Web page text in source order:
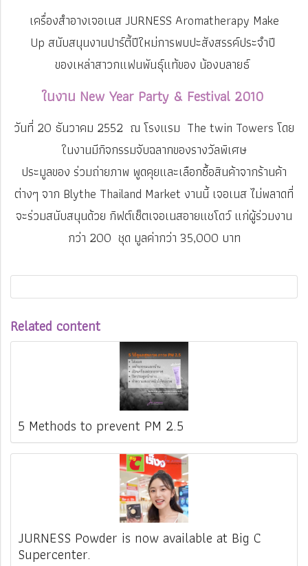
เครื่องสำอางเจอเนส JURNESS Aromatherapy Make
Up สนับสนุนงานปาร์ตี้ปีใหม่การพบปะสังสรรค์ประจำปี
ของเหล่าสาวกแฟนพันธุ์แท้ของ น้องบลายธ์
ในงาน New Year Party & Festival 2010
วันที่ 20 ธันวาคม 2552 ณ โรงแรม The twin Towers โดย
ในงานมีกิจกรรมจับฉลากของรางวัลพิเศษ
ประมูลของ ร่วมถ่ายภาพ พูดคุยและเลือกซื้อสินค้าจากร้านค้า
ต่างๆ จาก Blythe Thailand Market งานนี้ เจอเนส ไม่พลาดที่
จะร่วมสนับสนุนด้วย กิฟต์เซ็ตเจอเนสอายแชโดว์แก่ผู้ร่วมงาน
กว่า 200 ชุด มูลค่ากว่า 35,000 บาท
Related content
5 Methods to prevent PM 2.5
JURNESS Powder is now available at Big C
Supercenter.